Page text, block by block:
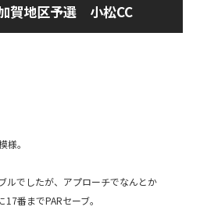
賀地区予選 小松CC
様。
ルでしたが、アプローチでなんとか
番までPARセーブ。